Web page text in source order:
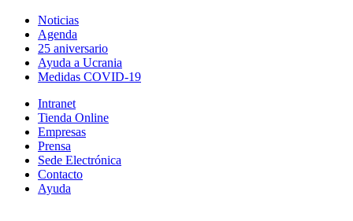
Noticias
Agenda
25 aniversario
Ayuda a Ucrania
Medidas COVID-19
Intranet
Tienda Online
Empresas
Prensa
Sede Electrónica
Contacto
Ayuda